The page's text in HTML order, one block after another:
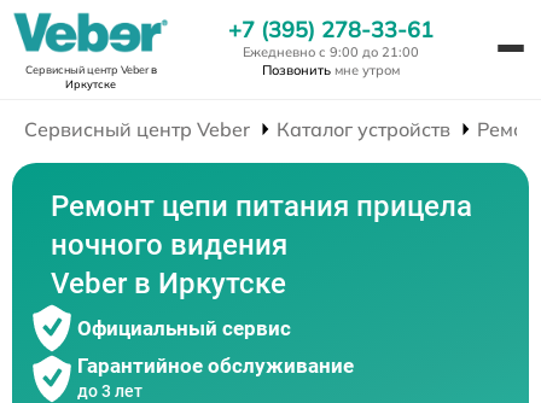
Сервисный центр Veberв
Иркутске
+7 (395) 278-33-61
Ежедневно с 9:00 до 21:00
Позвонить мне утром
Сервисный центр Veber Каталог устройств
Ремонт цепи питания прицела
ночного видения
Veber в Иркутске
Официальный сервис
Гарантийное обслуживание
до 3 лет